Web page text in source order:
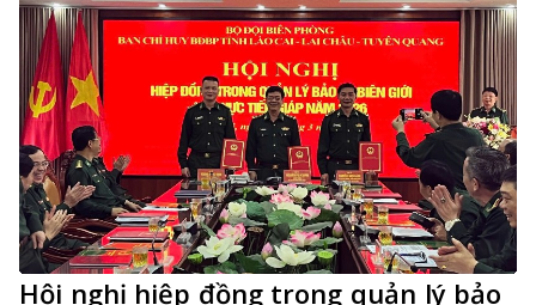
Hội nghị hiệp đồng trong quản lý bảo